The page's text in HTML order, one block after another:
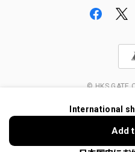
© HKS GATE
International
Add